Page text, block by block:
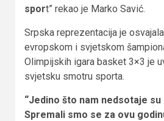
sport” rekao je Marko Savić.
Srpska reprezentacija je
evropskom i svjetskom
Olimpijskih igara basket 3×3 je
svjetsku smotru sporta.
“Jedino što nam nedsotaje
Spremali smo se za ovu